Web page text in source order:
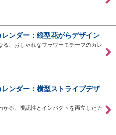
ンダー：縦型花がらデザイン
る、おしゃれなフラワーモチーフのカレ
ンダー：横型ストライプデザ
かる、視認性とインパクトを両立したカ